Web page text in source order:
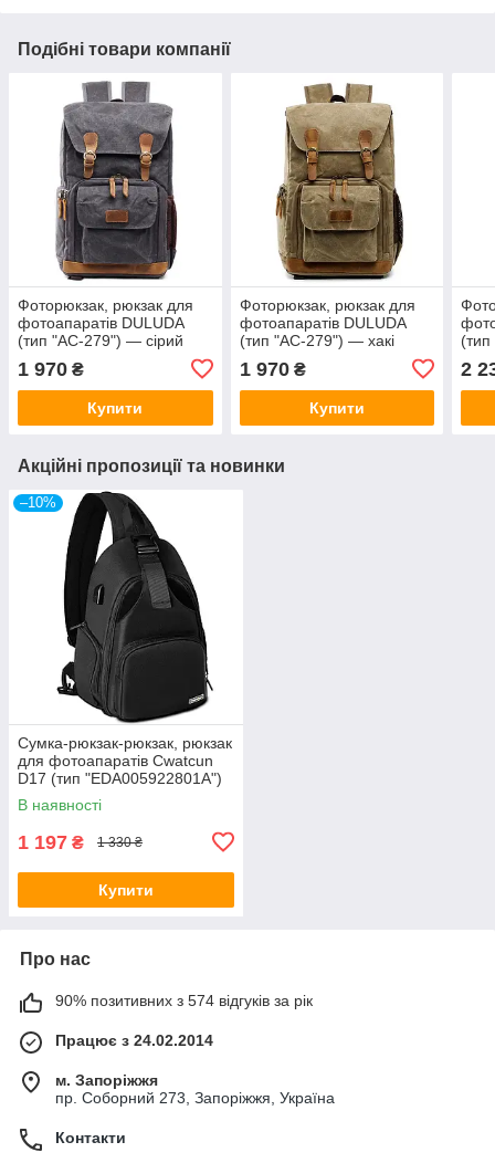
Подібні товари компанії
Фоторюкзак, рюкзак для
фотоапаратів DULUDA
(тип "AC-279") — сірий
1 970 ₴
Купити
Фоторюкзак, рюкзак для
фотоапаратів DULUDA
(тип "AC-279") — хакі
1 970₴
Купити
2
Акційні пропозиції та новинки
–10%
Сумка-рюкзак-рюкзак, рюкзак
для фотоапаратів Cwatcun
D17 (тип "EDA005922801A")
— чорний
В наявності
1 197 ₴ 1 330 ₴
Купити
Про нас
90% позитивних з 574 відгуків за рік
Працює з 24.02.2014
м. Запоріжжя
пр. Соборний 273, Запоріжжя, Україна
Контакти